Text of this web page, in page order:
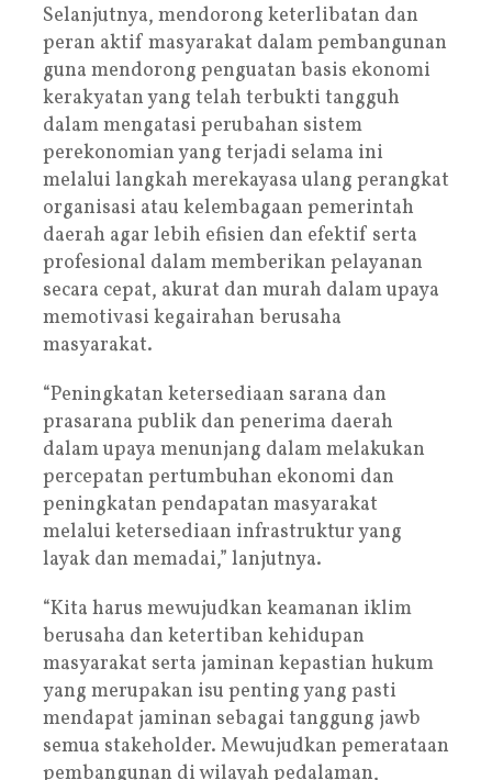
Selanjutnya, mendorong keterlibatan dan
peran aktif masyarakat dalam pembangunan
guna mendorong penguatan basis ekonomi
kerakyatan yang telah terbukti tangguh
dalam mengatasi perubahan sistem
perekonomian yang terjadi selama ini
melalui langkah merekayasa ulang perangkat
organisasi atau kelembagaan pemerintah
daerah agar lebih efisien dan efektif serta
profesional dalam memberikan pelayanan
secara cepat, akurat dan murah dalam upaya
memotivasi kegairahan berusaha
masyarakat.
“Peningkatan ketersediaan sarana dan
prasarana publik dan penerima daerah
dalam upaya menunjang dalam melakukan
percepatan pertumbuhan ekonomi dan
peningkatan pendapatan masyarakat
melalui ketersediaan infrastruktur yang
layak dan memadai,” lanjutnya.
“Kita harus mewujudkan keamanan iklim
berusaha dan ketertiban kehidupan
masyarakat serta jaminan kepastian hukum
yang merupakan isu penting yang pasti
mendapat jaminan sebagai tanggung jawb
semua stakeholder. Mewujudkan pemerataan
pembangunan di wilayah pedalaman,